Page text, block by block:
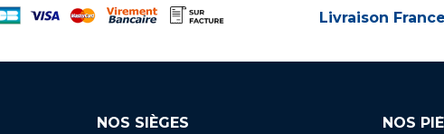
Livraison
NOS SIÈGES NOS